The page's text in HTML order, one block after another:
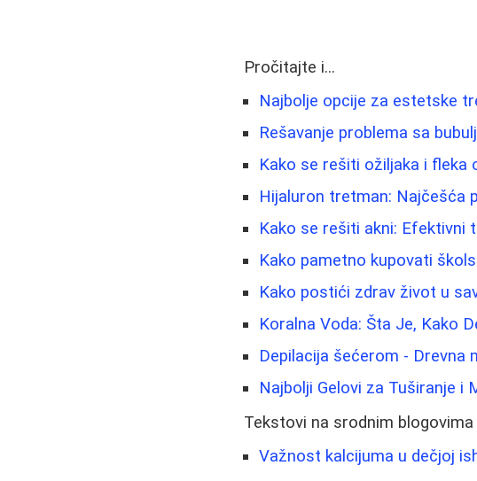
Pročitajte i...
Najbolje opcije za estetske
Rešavanje problema sa
Kako se rešiti ožiljaka i fleka
Hijaluron tretman: Najčešća
Kako se rešiti akni: Efektivni
Kako pametno kupovati
Kako postići zdrav život u
Koralna Voda: Šta Je, Kako
Depilacija šećerom - Drevna
Najbolji Gelovi za Tuširanje i
Tekstovi na srodnim blogovima
Važnost kalcijuma u dečjoj